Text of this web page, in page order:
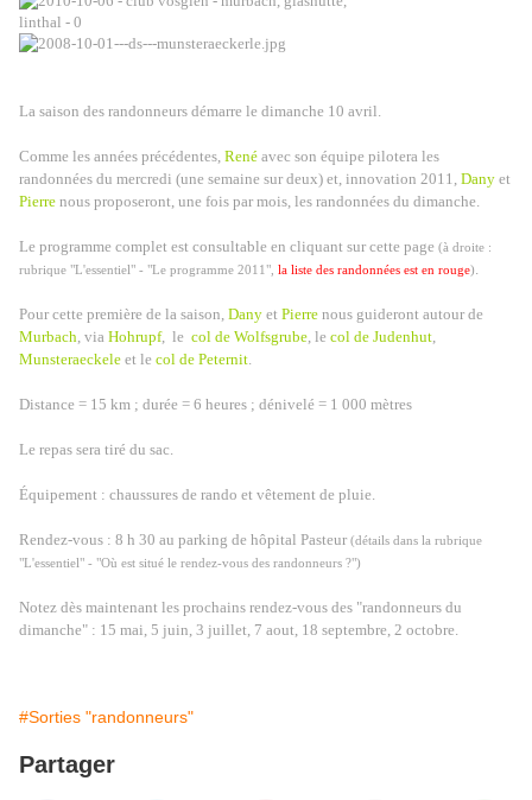
La saison des randonneurs démarre le dimanche 10 avril.
Comme les années précédentes, René avec son équipe pilotera les
randonnées du mercredi (une semaine sur deux) et, innovation 2011, Dany et
Pierre nous proposeront, une fois par mois, les randonnées du dimanche.
Le programme complet est consultable en cliquant sur cette page (à droite :
rubrique "L'essentiel" - "Le programme 2011", la liste des randonnées est en rouge).
Pour cette première de la saison, Dany et Pierre nous guideront autour de
Murbach, via Hohrupf, le col de Wolfsgrube, le col de Judenhut,
Munsteraeckele et le col de Peternit.
Distance = 15 km ; durée = 6 heures ; dénivelé = 1 000 mètres
Le repas sera tiré du sac.
Équipement : chaussures de rando et vêtement de pluie.
Rendez-vous : 8 h 30 au parking de hôpital Pasteur (détails dans la rubrique
"L'essentiel" - "Où est situé le rendez-vous des randonneurs ?")
Notez dès maintenant les prochains rendez-vous des "randonneurs du
dimanche" : 15 mai, 5 juin, 3 juillet, 7 aout, 18 septembre, 2 octobre.
#Sorties "randonneurs"
Partager